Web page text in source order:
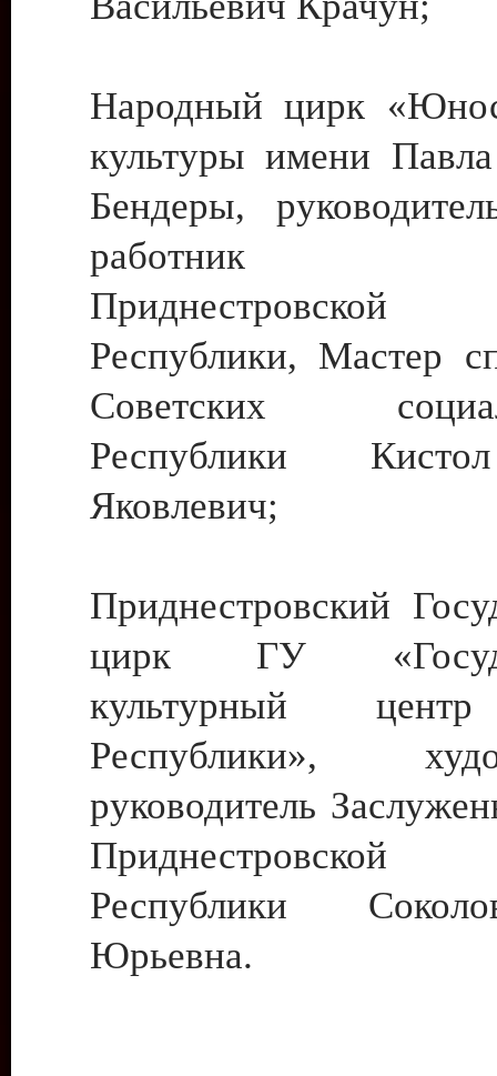
Народный цирк
культуры имени
Бендеры,
работник
Приднестровской
Республики, Мастер
Советских
Республики
Яковлевич;
Приднестровский
цирк ГУ
культурный
Республики»,
руководитель
Приднестровской
Республики
Юрьевна.